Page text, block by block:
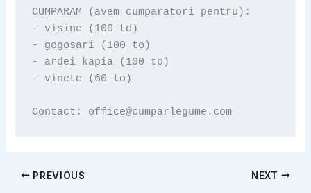
CUMPARAM (avem cumparatori pentru):
- visine (100 to)
- gogosari (100 to)
- ardei kapia (100 to)
- vinete (60 to)
Contact: office@cumparlegume.com
PREVIOUS NEXT